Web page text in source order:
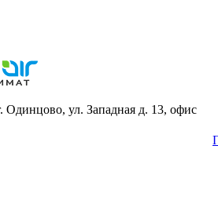
Одинцово, ул. Западная д. 13, офис